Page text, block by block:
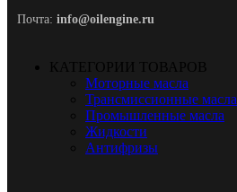
Почта: info@oilengine.ru
КАТЕГОРИИ ТОВАРОВ
Моторные масла
Трансмиссионные масла
Промышленные масла
Жидкости
Антифризы